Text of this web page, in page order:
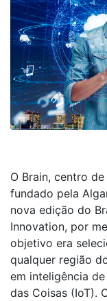
O Brain, centro
fundado pela
nova edição do
Innovation, por
objetivo era
qualquer região
em inteligência
das Coisas (IoT).